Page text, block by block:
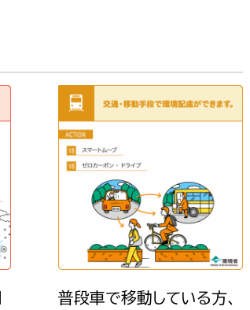
観光課
農政課
水産海浜課
市立総合医療センター
患者サポートセンター
病院管理局：経営管理課
普段車で移動している方、